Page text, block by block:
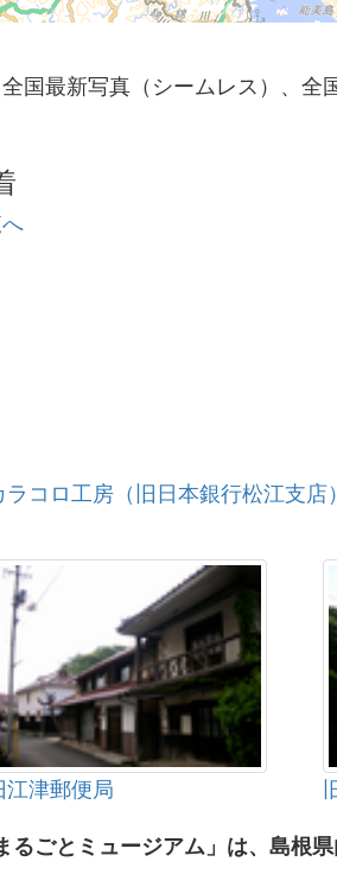
全国最新写真（シームレス）、全
ラコロ工房（旧日本銀行松江支店
江津郵便局
るごとミュージアム」は、島根